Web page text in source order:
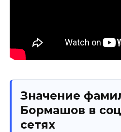
Значение
Бормашов в
сетях